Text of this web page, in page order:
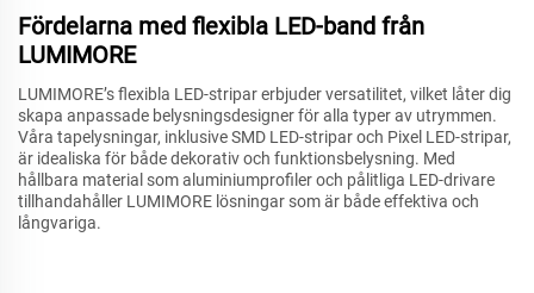
Fördelarna med flexibla LED-band från
LUMIMORE
LUMIMORE’s flexibla LED-stripar erbjuder versatilitet, vilket låter dig
skapa anpassade belysningsdesigner för alla typer av utrymmen.
Våra tapelysningar, inklusive SMD LED-stripar och Pixel LED-stripar,
är idealiska för både dekorativ och funktionsbelysning. Med
hållbara material som aluminiumprofiler och pålitliga LED-drivare
tillhandahåller LUMIMORE lösningar som är både effektiva och
långvariga.